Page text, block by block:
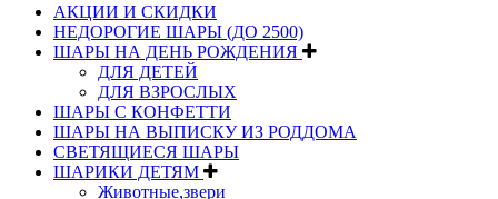
АКЦИИ И СКИДКИ
НЕДОРОГИЕ ШАРЫ (ДО 2500)
ШАРЫ НА ДЕНЬ РОЖДЕНИЯ
ДЛЯ ДЕТЕЙ
ДЛЯ ВЗРОСЛЫХ
ШАРЫ С КОНФЕТТИ
ШАРЫ НА ВЫПИСКУ ИЗ РОДДОМА
СВЕТЯЩИЕСЯ ШАРЫ
ШАРИКИ ДЕТЯМ
Животные,звери